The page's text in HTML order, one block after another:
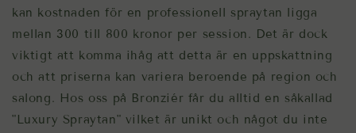
kan kostnaden för en professionell spraytan ligga
mellan 300 till 800 kronor per session. Det är dock
viktigt att komma ihåg att detta är en uppskattning
och att priserna kan variera beroende på region och
salong. Hos oss på Bronziér får du alltid en såkallad
"Luxury Spraytan" vilket är unikt och något du inte